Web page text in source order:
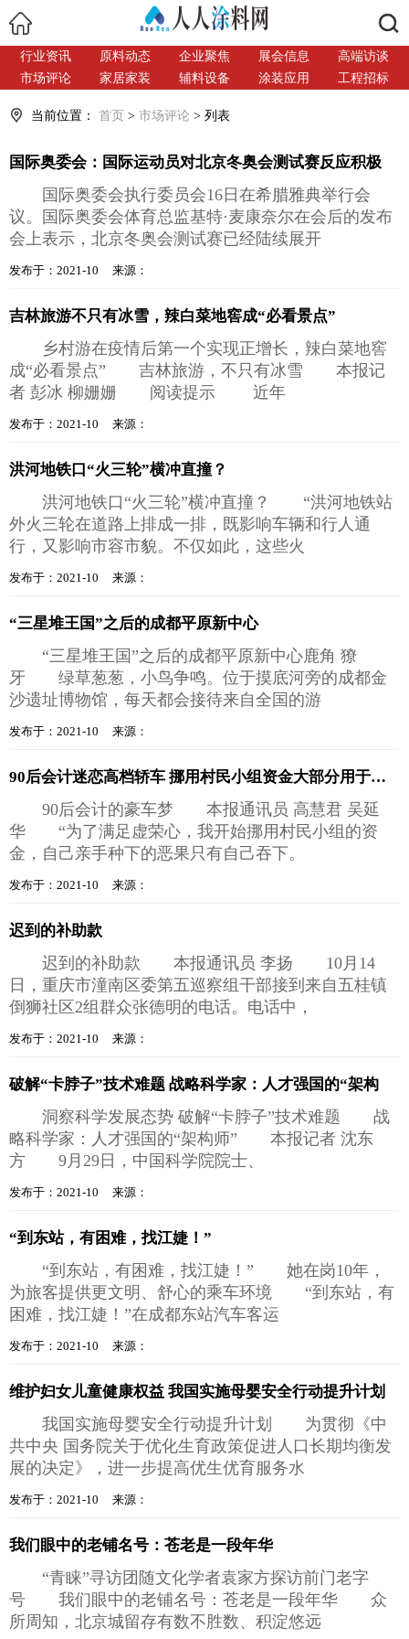
行业资讯 原料动态 企业聚焦 展会信息
高端访谈
市场评论
家居家装 辅料设备 涂装应用 工程招标
当前位置： 首页 > 市场评论 > 列表
国际奥委会：国际运动员对北京冬奥会测试赛反应积极
国际奥委会执行委员会16日在希腊雅典举行会
议。国际奥委会体育总监基特·麦康奈尔在会后的发布
会上表示，北京冬奥会测试赛已经陆续展开
发布于：2021-10 来源：
吉林旅游不只有冰雪，辣白菜地窖成“必看景点”
乡村游在疫情后第一个实现正增长，辣白菜地窖
成“必看景点” 吉林旅游，不只有冰雪 本报记
者 彭冰 柳姗姗 阅读提示 近年
发布于：2021-10 来源：
洪河地铁口“火三轮”横冲直撞？
洪河地铁口“火三轮”横冲直撞？ “洪河地铁站
外火三轮在道路上排成一排，既影响车辆和行人通
行，又影响市容市貌。不仅如此，这些火
发布于：2021-10 来源：
“三星堆王国”之后的成都平原新中心
“三星堆王国”之后的成都平原新中心鹿角 獠
牙 绿草葱葱，小鸟争鸣。位于摸底河旁的成都金
沙遗址博物馆，每天都会接待来自全国的游
发布于：2021-10 来源：
90后会计迷恋高档轿车 挪用村民小组资金大部分用于租车
90后会计的豪车梦 本报通讯员 高慧君 吴延
华 “为了满足虚荣心，我开始挪用村民小组的资
金，自己亲手种下的恶果只有自己吞下。
发布于：2021-10 来源：
迟到的补助款
迟到的补助款 本报通讯员 李扬 10月14
日，重庆市潼南区委第五巡察组干部接到来自五桂镇
倒狮社区2组群众张德明的电话。电话中，
发布于：2021-10 来源：
破解“卡脖子”技术难题 战略科学家：人才强国的“架构
洞察科学发展态势 破解“卡脖子”技术难题 战
略科学家：人才强国的“架构师” 本报记者 沈东
方 9月29日，中国科学院院士、
发布于：2021-10 来源：
“到东站，有困难，找江婕！”
“到东站，有困难，找江婕！” 她在岗10年，
为旅客提供更文明、舒心的乘车环境 “到东站，有
困难，找江婕！”在成都东站汽车客运
发布于：2021-10 来源：
维护妇女儿童健康权益 我国实施母婴安全行动提升计划
我国实施母婴安全行动提升计划 为贯彻《中
共中央 国务院关于优化生育政策促进人口长期均衡发
展的决定》，进一步提高优生优育服务水
发布于：2021-10 来源：
我们眼中的老铺名号：苍老是一段年华
“青睐”寻访团随文化学者袁家方探访前门老字
号 我们眼中的老铺名号：苍老是一段年华 众
所周知，北京城留存有数不胜数、积淀悠远